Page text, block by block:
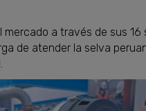
a través de sus 16
de atender la selva